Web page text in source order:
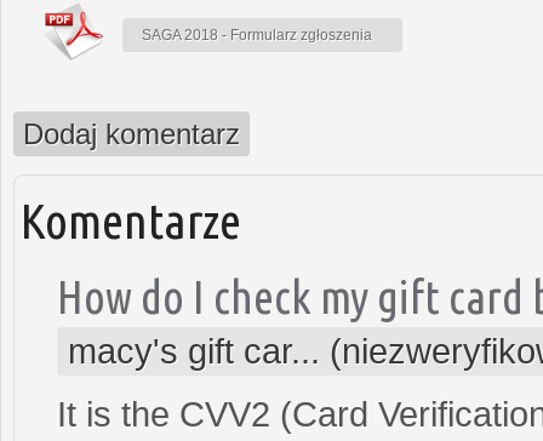
SAGA 2018 - Formularz zgłoszenia
Dodaj komentarz
Komentarze
How do I check my gift card
macy's gift car...
It is the CVV2 (Card